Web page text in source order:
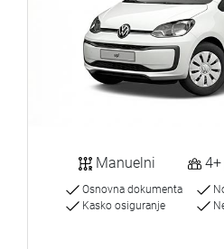
Manuelni 4+
Osnovna dokumenta
Kasko osiguranje